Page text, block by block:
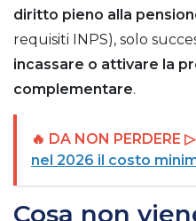
diritto pieno alla
requisiti INPS), solo
incassare o attivare la
complementare.
🔥 DA NON PERDERE ▷
nel 2026 il costo
Cosa non